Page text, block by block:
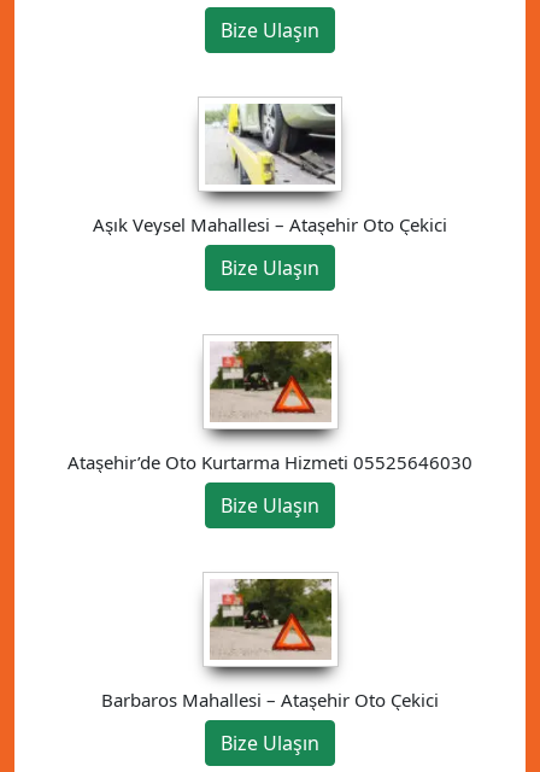
Bize Ulaşın
Aşık Veysel Mahallesi – Ataşehir Oto Çekici
Bize Ulaşın
Ataşehir’de Oto Kurtarma Hizmeti 05525646030
Bize Ulaşın
Barbaros Mahallesi – Ataşehir Oto Çekici
Bize Ulaşın